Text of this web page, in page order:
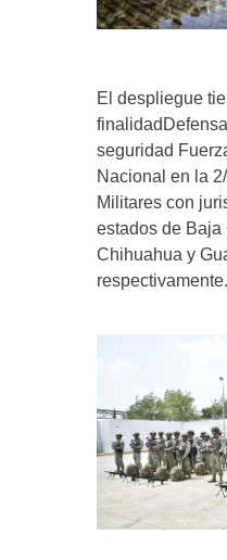
El despliegue
seguridad
Nacional en la
Militares con
estados de Baja
Chihuahua y
respectivamente.